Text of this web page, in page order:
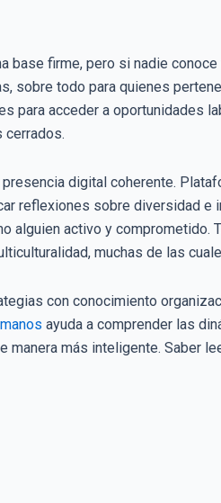
base firme, pero si nadie
sobre todo para quienes
para acceder a oportunidades
cerrados.
digital coherente.
reflexiones sobre diversidad e
alguien activo y comprometido.
muchas de las
con conocimiento
ayuda a comprender las
manera más inteligente. Saber